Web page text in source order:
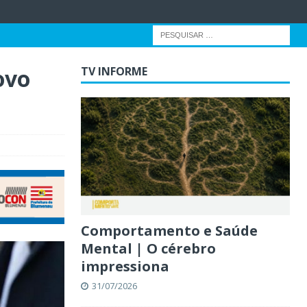
TV INFORME
Comportamento e Saúde
Mental | O cérebro
impressiona
31/07/2026